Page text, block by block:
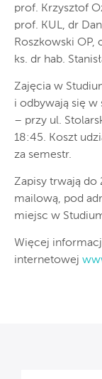
prof. Krzysztof
prof. KUL, dr
Roszkowski OP,
ks. dr hab.
Zajęcia w
i odbywają się
– przy ul.
18:45. Koszt
za semestr.
Zapisy trwają do
mailową, pod
miejsc w
Więcej
internetowej